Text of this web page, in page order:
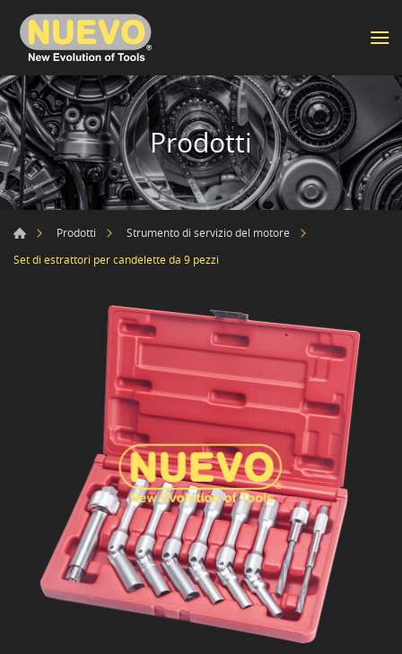
Prodotti
Prodotti
Strumento di servizio del motore
Set di estrattori per candelette da 9 pezzi